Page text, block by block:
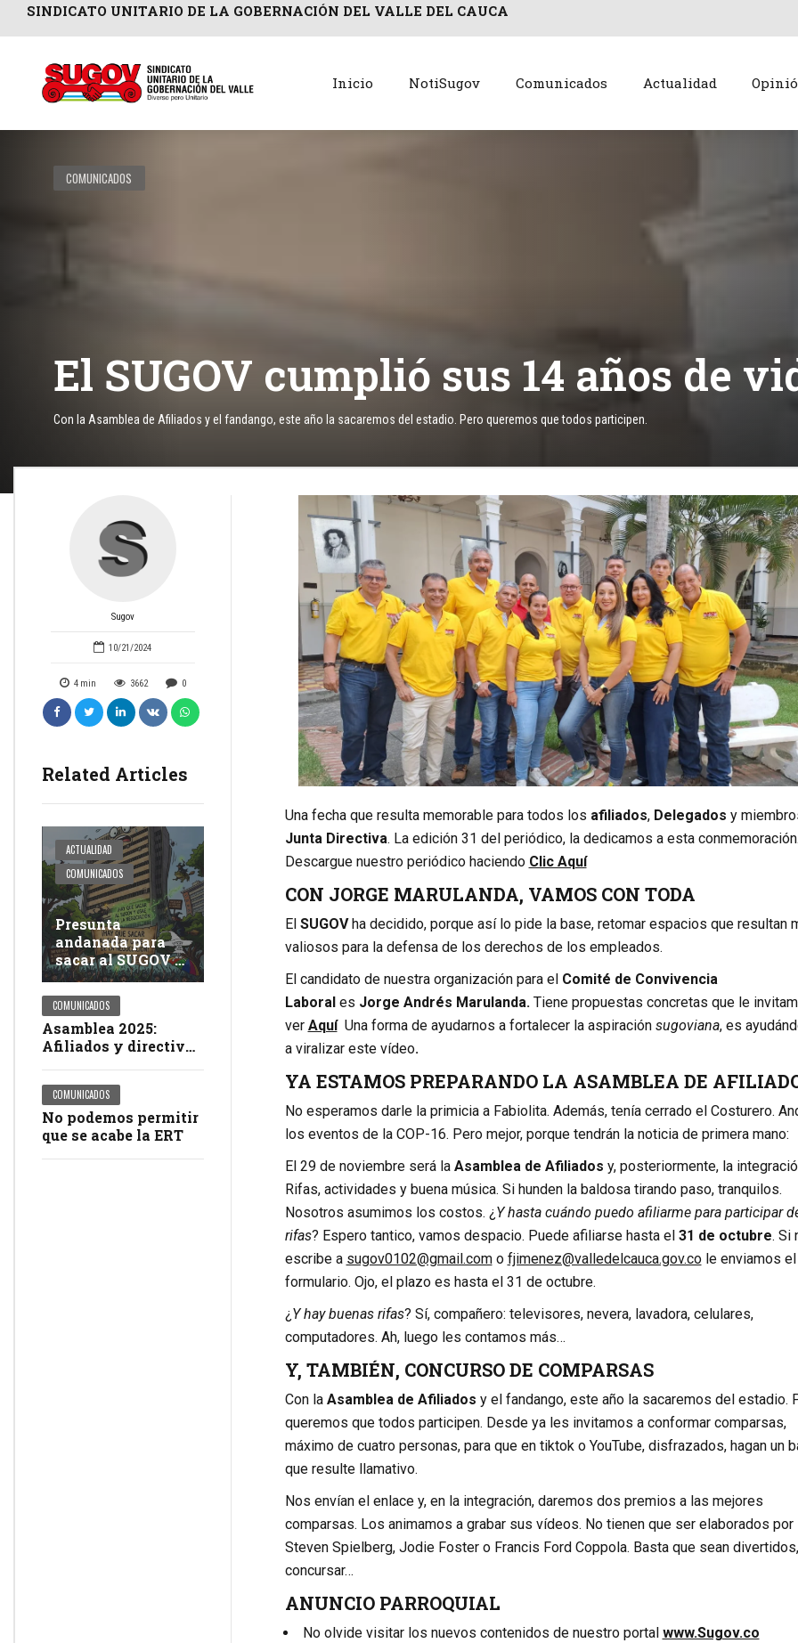
SINDICATO UNITARIO DE LA GOBERNACIÓN DEL VALLE DEL CAUCA
Inicio NotiSugov Comunicados Actualidad
COMUNICADOS
El SUGOV cumplió sus 14 años de
Con la Asamblea de Afiliados y el fandango, este año la sacaremos del estadio. Pero queremos que todos participen.
Sugov
10/21/2024
4 min 3662 0
Related Articles
ACTUALIDAD
COMUNICADOS
Presunta
andanada para
sacar al SUGOV y
a USAE de la
negociación del
pliego petitorio
COMUNICADOS
Asamblea 2025:
Afiliados y directivos
del estadio
COMUNICADOS
No podemos permitir
que se acabe la ERT
Una fecha que resulta memorable para todos los afiliados, Delegados y
Junta Directiva. La edición 31 del periódico, la dedicamos a esta conmemoración.
Descargue nuestro periódico haciendo Clic Aquí
CON JORGE MARULANDA, VAMOS CON TODA
El SUGOV ha decidido, porque así lo pide la base, retomar espacios que resultan
valiosos para la defensa de los derechos de los empleados.
El candidato de nuestra organización para el Comité de Convivencia
Laboral es Jorge Andrés Marulanda. Tiene propuestas concretas que le
ver Aquí Una forma de ayudarnos a fortalecer la aspiración sugoviana, es
a viralizar este vídeo.
YA ESTAMOS PREPARANDO LA ASAMBLEA DE
No esperamos darle la primicia a Fabiolita. Además, tenía cerrado el Costurero.
los eventos de la COP-16. Pero mejor, porque tendrán la noticia de primera mano:
El 29 de noviembre será la Asamblea de Afiliados y, posteriormente, la
Rifas, actividades y buena música. Si hunden la baldosa tirando paso, tranquilos.
Nosotros asumimos los costos. ¿ Y hasta cuándo puedo afiliarme para participar
rifas? Espero tantico, vamos despacio. Puede afiliarse hasta el 31 de octubre. Si
escribe a sugov0102@gmail.como fjimenez@valledelcauca.gov.cole enviamos el
formulario. Ojo, el plazo es hasta el 31 de octubre.
¿ Y hay buenas rifas? Sí, compañero: televisores, nevera, lavadora, celulares,
computadores. Ah, luego les contamos más…
Y, TAMBIÉN, CONCURSO DE COMPARSAS
Con la Asamblea de Afiliados y el fandango, este año la sacaremos del estadio.
queremos que todos participen. Desde ya les invitamos a conformar comparsas,
máximo de cuatro personas, para que en tiktok o YouTube, disfrazados, hagan un
que resulte llamativo.
Nos envían el enlace y, en la integración, daremos dos premios a las mejores
comparsas. Los animamos a grabar sus vídeos. No tienen que ser elaborados por
Steven Spielberg, Jodie Foster o Francis Ford Coppola. Basta que sean
concursar…
ANUNCIO PARROQUIAL
No olvide visitar los nuevos contenidos de nuestro portal www.Sugov.co